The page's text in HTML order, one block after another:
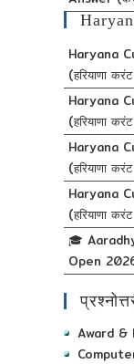
Haryana
(हरियाणा
Haryana
(हरियाणा
Haryana
(हरियाणा
Haryana
(हरियाणा
🎓
Open
Award &